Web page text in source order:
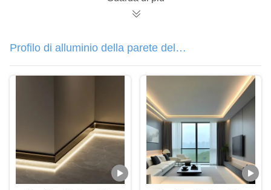
Profilo di alluminio della parete del
LED